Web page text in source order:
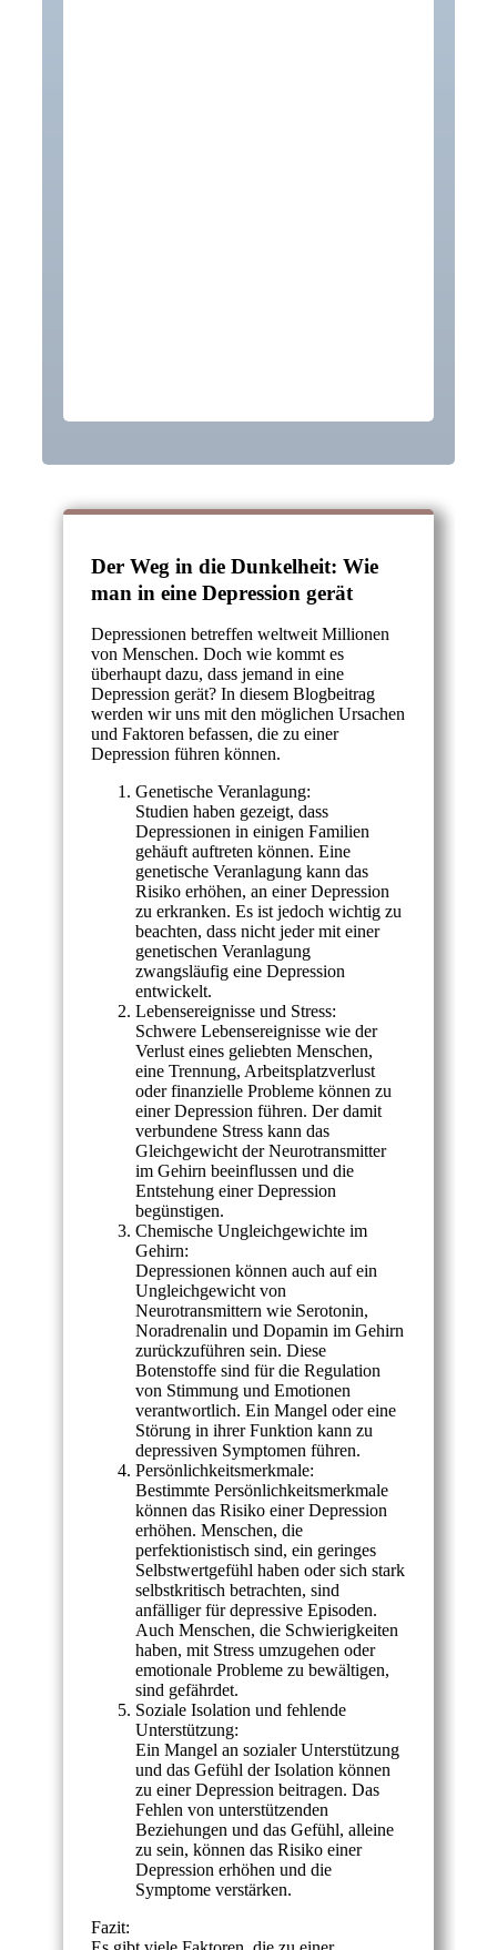
Der Weg in die Dunkelheit: Wie
man in eine Depression gerät
Depressionen betreffen weltweit Millionen
von Menschen. Doch wie kommt es
überhaupt dazu, dass jemand in eine
Depression gerät? In diesem Blogbeitrag
werden wir uns mit den möglichen Ursachen
und Faktoren befassen, die zu einer
Depression führen können.
Genetische Veranlagung:
Studien haben gezeigt, dass
Depressionen in einigen Familien
gehäuft auftreten können. Eine
genetische Veranlagung kann das
Risiko erhöhen, an einer Depression
zu erkranken. Es ist jedoch wichtig zu
beachten, dass nicht jeder mit einer
genetischen Veranlagung
zwangsläufig eine Depression
entwickelt.
Lebensereignisse und Stress:
Schwere Lebensereignisse wie der
Verlust eines geliebten Menschen,
eine Trennung, Arbeitsplatzverlust
oder finanzielle Probleme können zu
einer Depression führen. Der damit
verbundene Stress kann das
Gleichgewicht der Neurotransmitter
im Gehirn beeinflussen und die
Entstehung einer Depression
begünstigen.
Chemische Ungleichgewichte im
Gehirn:
Depressionen können auch auf ein
Ungleichgewicht von
Neurotransmittern wie Serotonin,
Noradrenalin und Dopamin im Gehirn
zurückzuführen sein. Diese
Botenstoffe sind für die Regulation
von Stimmung und Emotionen
verantwortlich. Ein Mangel oder eine
Störung in ihrer Funktion kann zu
depressiven Symptomen führen.
Persönlichkeitsmerkmale:
Bestimmte Persönlichkeitsmerkmale
können das Risiko einer Depression
erhöhen. Menschen, die
perfektionistisch sind, ein geringes
Selbstwertgefühl haben oder sich stark
selbstkritisch betrachten, sind
anfälliger für depressive Episoden.
Auch Menschen, die Schwierigkeiten
haben, mit Stress umzugehen oder
emotionale Probleme zu bewältigen,
sind gefährdet.
Soziale Isolation und fehlende
Unterstützung:
Ein Mangel an sozialer Unterstützung
und das Gefühl der Isolation können
zu einer Depression beitragen. Das
Fehlen von unterstützenden
Beziehungen und das Gefühl, alleine
zu sein, können das Risiko einer
Depression erhöhen und die
Symptome verstärken.
Fazit: